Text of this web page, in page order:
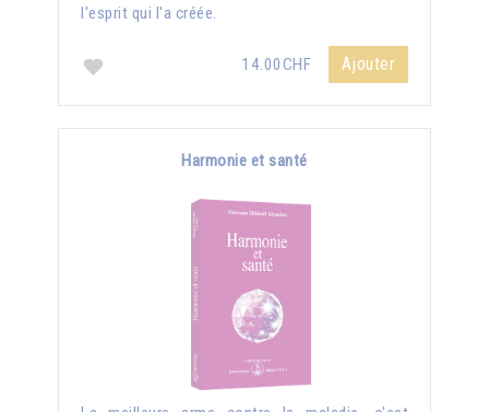
l'esprit qui l'a créée.
14.00CHF Ajouter
Harmonie et santé